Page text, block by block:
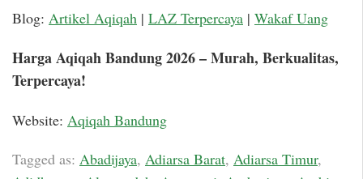
Blog: Artikel Aqiqah | LAZ Terpercaya | Wakaf Uang
Harga Aqiqah Bandung 2026 – Murah, Berkualitas,
Terpercaya!
Website: Aqiqah Bandung
Tagged as: Abadijaya, Adiarsa Barat, Adiarsa Timur,